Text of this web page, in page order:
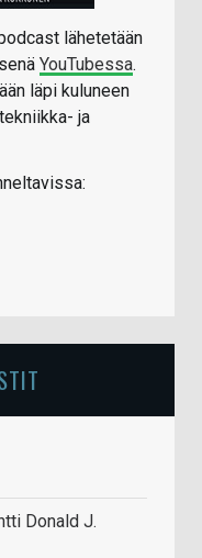
lähetetään
YouTubessa.
läpi kuluneen
ja
Donald J.